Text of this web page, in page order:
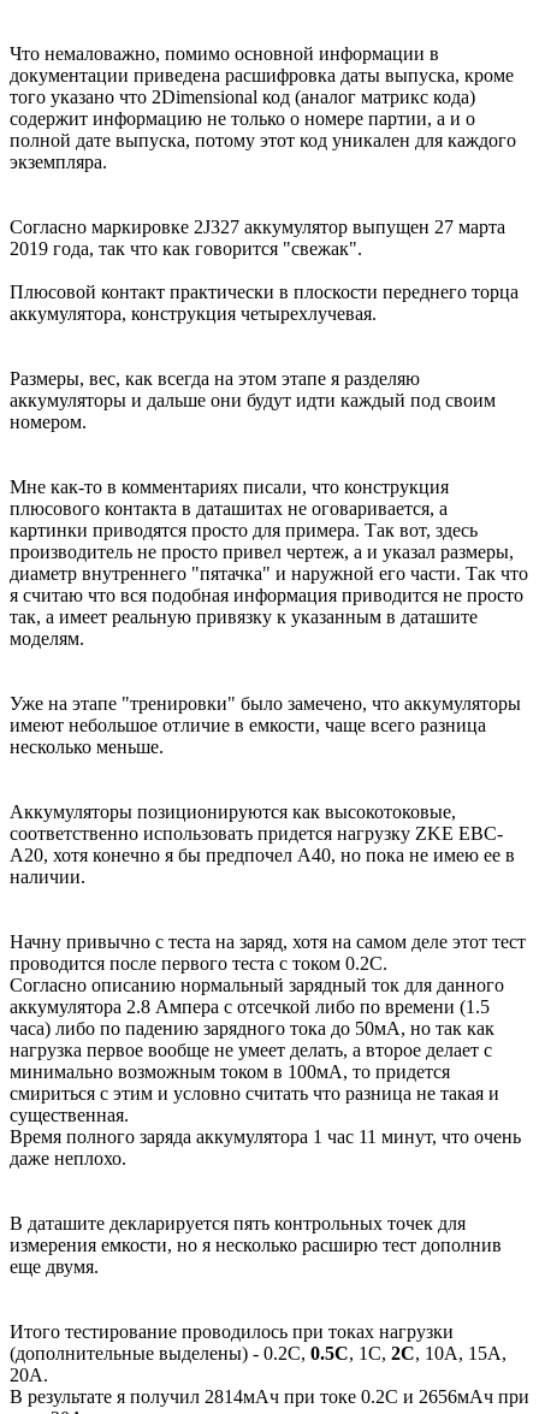
Что немаловажно, помимо основной информации в
документации приведена расшифровка даты выпуска, кроме
того указано что 2Dimensional код (аналог матрикс кода)
содержит информацию не только о номере партии, а и о
полной дате выпуска, потому этот код уникален для каждого
экземпляра.
Согласно маркировке 2J327 аккумулятор выпущен 27 марта
2019 года, так что как говорится "свежак".
Плюсовой контакт практически в плоскости переднего торца
аккумулятора, конструкция четырехлучевая.
Размеры, вес, как всегда на этом этапе я разделяю
аккумуляторы и дальше они будут идти каждый под своим
номером.
Мне как-то в комментариях писали, что конструкция
плюсового контакта в даташитах не оговаривается, а
картинки приводятся просто для примера. Так вот, здесь
производитель не просто привел чертеж, а и указал размеры,
диаметр внутреннего "пятачка" и наружной его части. Так что
я считаю что вся подобная информация приводится не просто
так, а имеет реальную привязку к указанным в даташите
моделям.
Уже на этапе "тренировки" было замечено, что аккумуляторы
имеют небольшое отличие в емкости, чаще всего разница
несколько меньше.
Аккумуляторы позиционируются как высокотоковые,
соответственно использовать придется нагрузку ZKE EBC-
A20, хотя конечно я бы предпочел А40, но пока не имею ее в
наличии.
Начну привычно с теста на заряд, хотя на самом деле этот тест
проводится после первого теста с током 0.2С.
Согласно описанию нормальный зарядный ток для данного
аккумулятора 2.8 Ампера с отсечкой либо по времени (1.5
часа) либо по падению зарядного тока до 50мА, но так как
нагрузка первое вообще не умеет делать, а второе делает с
минимально возможным током в 100мА, то придется
смириться с этим и условно считать что разница не такая и
существенная.
Время полного заряда аккумулятора 1 час 11 минут, что очень
даже неплохо.
В даташите декларируется пять контрольных точек для
измерения емкости, но я несколько расширю тест дополнив
еще двумя.
Итого тестирование проводилось при токах нагрузки
(дополнительные выделены) - 0.2С, 0.5С, 1С, 2С, 10А, 15А,
20А.
В результате я получил 2814мАч при токе 0.2С и 2656мАч при